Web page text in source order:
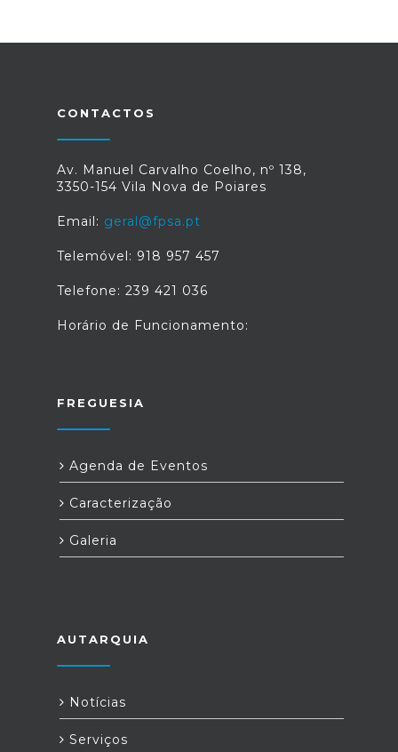
CONTACTOS
Av. Manuel Carvalho Coelho, nº 138,
3350-154 Vila Nova de Poiares
Email: geral@fpsa.pt
Telemóvel: 918 957 457
Telefone: 239 421 036
Horário de Funcionamento:
FREGUESIA
Agenda de Eventos
Caracterização
Galeria
AUTARQUIA
Notícias
Serviços